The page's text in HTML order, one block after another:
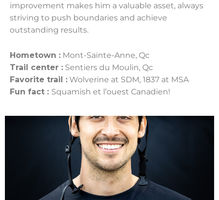
improvement makes him a valuable asset, always
striving to push boundaries and achieve
outstanding results.
Hometown : Mont-Sainte-Anne, Qc
Trail center : Sentiers du Moulin, Qc
Favorite trail : Wolverine at SDM, 1837 at MSA
Fun fact : Squamish et l’ouest Canadien!